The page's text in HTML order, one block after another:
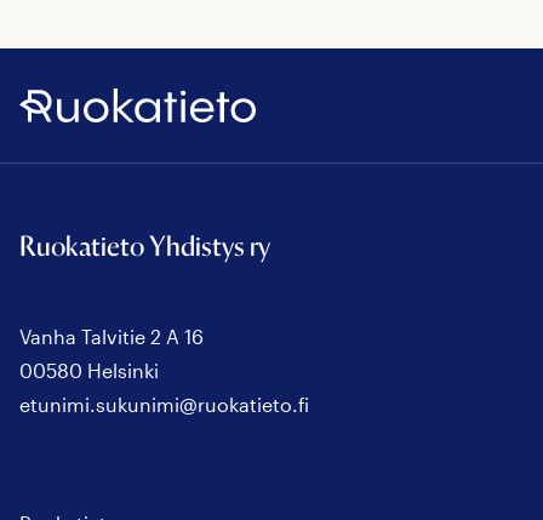
Ruokatieto
Ruokatieto Yhdistys ry
Vanha Talvitie 2 A 16
00580 Helsinki
etunimi.sukunimi@ruokatieto.fi